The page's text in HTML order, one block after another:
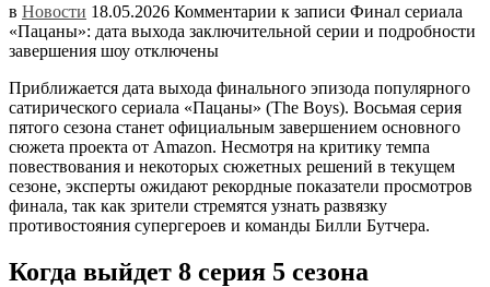
в Новости 18.05.2026 Комментарии к записи Финал сериала
«Пацаны»: дата выхода заключительной серии и подробности
завершения шоу отключены
Приближается дата выхода финального эпизода популярного
сатирического сериала «Пацаны» (The Boys). Восьмая серия
пятого сезона станет официальным завершением основного
сюжета проекта от Amazon. Несмотря на критику темпа
повествования и некоторых сюжетных решений в текущем
сезоне, эксперты ожидают рекордные показатели просмотров
финала, так как зрители стремятся узнать развязку
противостояния супергероев и команды Билли Бутчера.
Когда выйдет 8 серия 5 сезона